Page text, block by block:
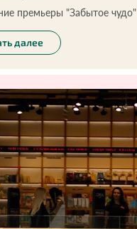
премьеры "Забытое чудо"
далее